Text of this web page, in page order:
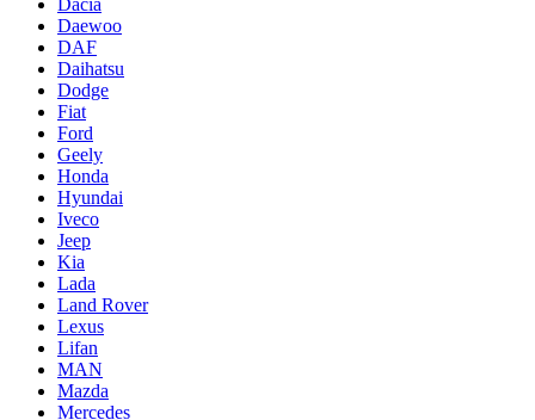
Daewoo
DAF
Daihatsu
Dodge
Fiat
Ford
Geely
Honda
Hyundai
Iveco
Jeep
Kia
Lada
Land Rover
Lexus
Lifan
MAN
Mazda
Mercedes